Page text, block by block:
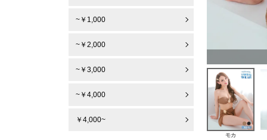
~￥1,000
~￥2,000
~￥3,000
~￥4,000
￥4,000~
モカ